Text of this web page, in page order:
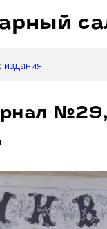
издания